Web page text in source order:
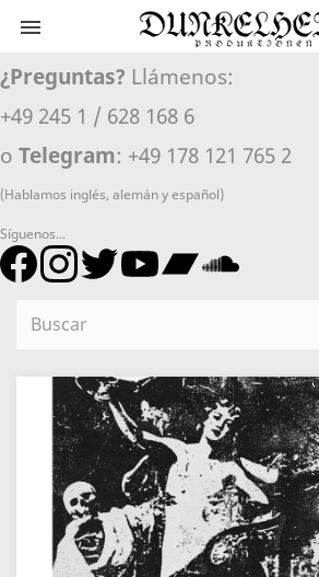

¿Preguntas? Llámenos:
+49 245 1 / 628 168 6
o Telegram: +49 178 121 765 2
(Hablamos inglés, alemán y español)
Síguenos...